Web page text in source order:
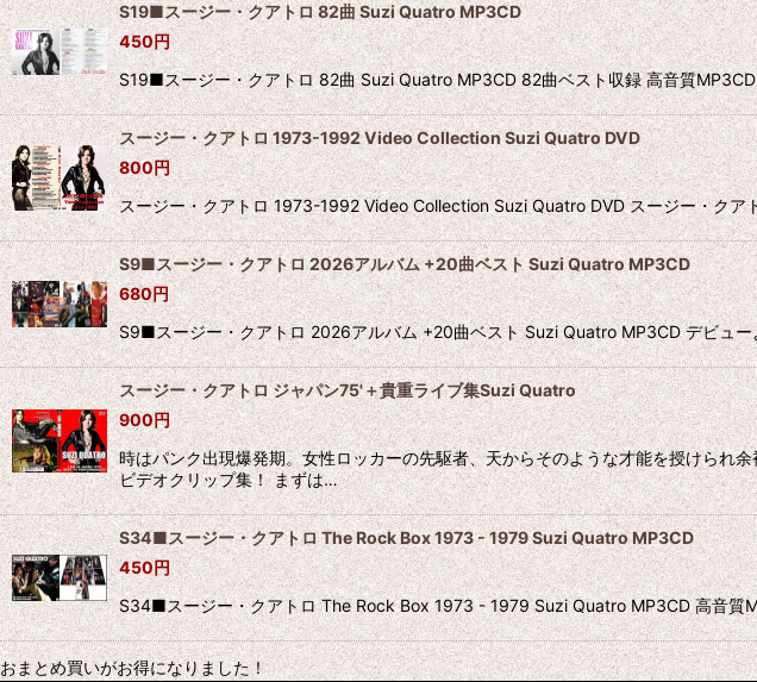
並び順:
S19■スージー・クアトロ 82曲 Suzi Quatro MP3CD
450円
S19■スージー・クアトロ 82曲 Suzi Quatro MP3CD 82曲ベスト収録 高音質
スージー・クアトロ 1973-1992 Video Collection Suzi Quatro DVD
800円
スージー・クアトロ 1973-1992 Video Collection Suzi Quatro DVD スージー・ク
S9■スージー・クアトロ 2026アルバム +20曲ベスト Suzi Quatro MP3CD
680円
S9■スージー・クアトロ 2026アルバム +20曲ベスト Suzi Quatro MP3CD デビュ
スージー・クアトロ ジャパン75'＋貴重ライブ集Suzi Quatro
900円
時はパンク出現爆発期。女性ロッカーの先駆者、天からそのような才能を授けられ
ビデオクリップ集！ まずは…
S34■スージー・クアトロ The Rock Box 1973 - 1979 Suzi Quatro MP3CD
450円
S34■スージー・クアトロ The Rock Box 1973 - 1979 Suzi Quatro MP3CD 高音質
おまとめ買いがお得になりました！